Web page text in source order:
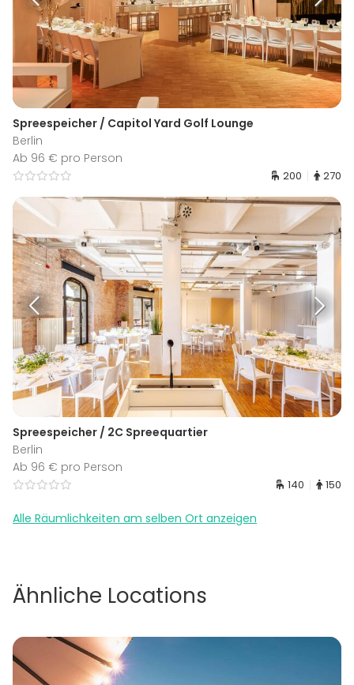
Spreespeicher / Capitol Yard Golf Lounge
Berlin
Ab 96 € pro Person
200 270
Spreespeicher / 2C Spreequartier
Berlin
Ab 96 € pro Person
140 150
Alle Räumlichkeiten am selben Ort anzeigen
Ähnliche Locations